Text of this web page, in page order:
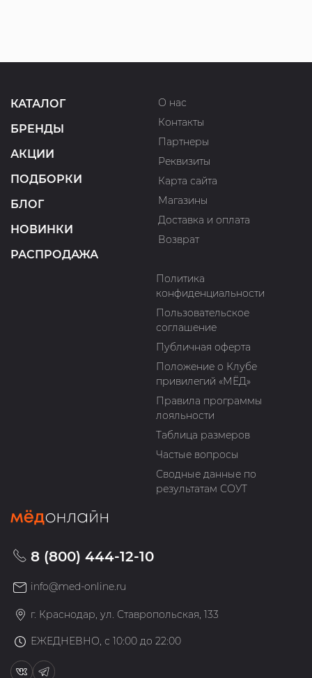
КАТАЛОГ
БРЕНДЫ
АКЦИИ
ПОДБОРКИ
БЛОГ
НОВИНКИ
РАСПРОДАЖА
О нас
Контакты
Партнеры
Реквизиты
Карта сайта
Магазины
Доставка и оплата
Возврат
Политика
конфиденциальности
Пользовательское
соглашение
Публичная оферта
Положение о Клубе
привилегий «МЁД»
Правила программы
лояльности
Таблица размеров
Частые вопросы
Сводные данные по
результатам СОУТ
8 (800) 444-12-10
info@med-online.ru
г. Краснодар, ул. Ставропольская, 133
ЕЖЕДНЕВНО, с 10:00 до 22:00